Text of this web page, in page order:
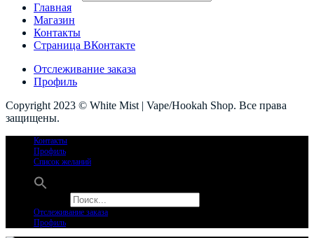
Главная
Магазин
Контакты
Страница ВКонтакте
Отслеживание заказа
Профиль
Copyright 2023 © White Mist | Vape/Hookah Shop. Все права
защищены.
Контакты
Профиль
Список желаний
Отслеживание заказа
Профиль